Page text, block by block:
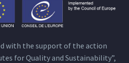
with the support of the action
for Quality and Sustainability”,